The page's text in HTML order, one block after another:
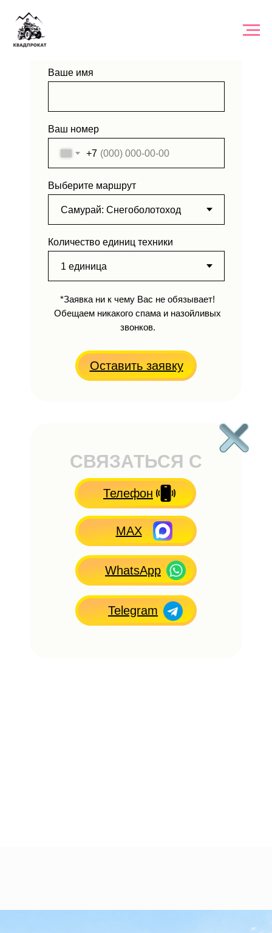
Оставить заявку
*Заявка ни к чему Вас не обязывает!
Обещаем никакого спама и назойливых
звонков.
Ваше имя
Ваш номер
+7
Выберите маршрут
Количество единиц техники
СВЯЗАТЬСЯ С
НАМИ
Telegram
WhatsApp
MAX
Телефон